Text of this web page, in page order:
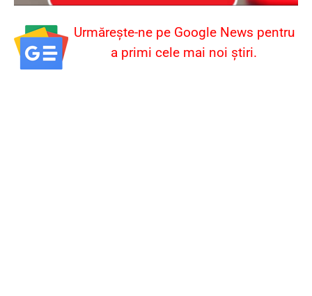
Urmărește-ne pe Google News pentru
a primi cele mai noi știri.